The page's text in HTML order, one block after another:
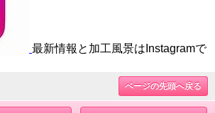
最新情報と加工風景はInstagramで
ページの先頭へ戻る